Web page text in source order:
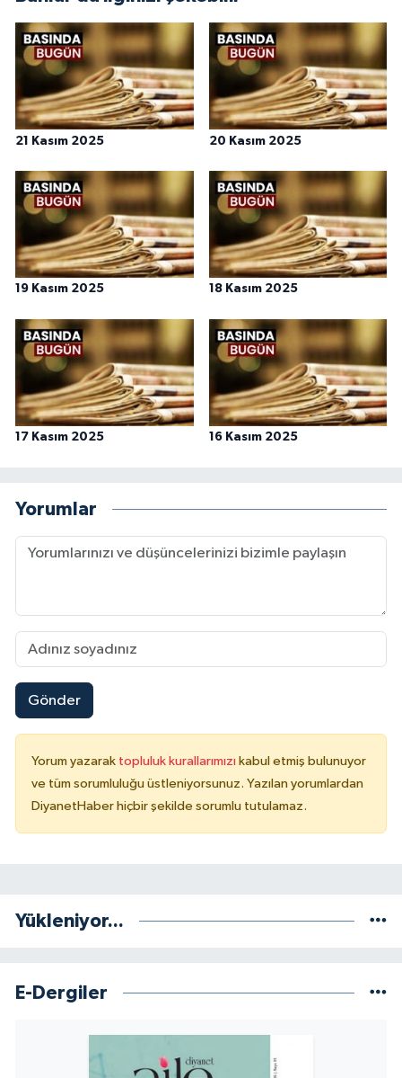
21 Kasım 2025 20 Kasım 2025
19 Kasım 2025 18 Kasım 2025
17 Kasım 2025 16 Kasım 2025
Yorumlar
Gönder
Yorum yazarak topluluk kurallarımızı kabul etmiş bulunuyor
ve tüm sorumluluğu üstleniyorsunuz. Yazılan yorumlardan
DiyanetHaber hiçbir şekilde sorumlu tutulamaz.
Yükleniyor...
E-Dergiler